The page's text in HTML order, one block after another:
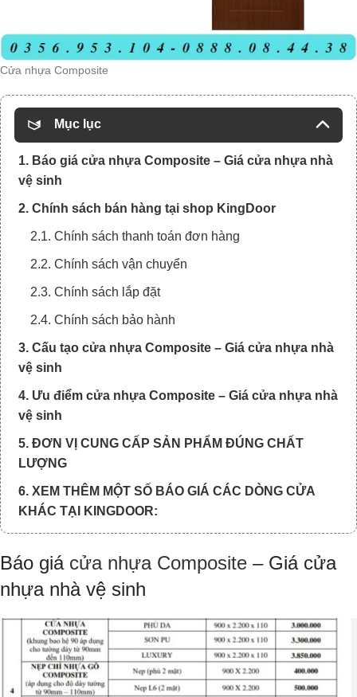
Cửa nhựa Composite
Mục lục
1. Báo giá cửa nhựa Composite – Giá cửa nhựa nhà
vệ sinh
2. Chính sách bán hàng tại shop KingDoor
2.1. Chính sách thanh toán đơn hàng
2.2. Chính sách vận chuyển
2.3. Chính sách lắp đặt
2.4. Chính sách bảo hành
3. Cấu tạo cửa nhựa Composite – Giá cửa nhựa nhà
vệ sinh
4. Ưu điểm cửa nhựa Composite – Giá cửa nhựa nhà
vệ sinh
5. ĐƠN VỊ CUNG CẤP SẢN PHẨM ĐÚNG CHẤT
LƯỢNG
6. XEM THÊM MỘT SỐ BÁO GIÁ CÁC DÒNG CỬA
KHÁC TẠI KINGDOOR:
Báo giá cửa nhựa Composite – Giá cửa
nhựa nhà vệ sinh